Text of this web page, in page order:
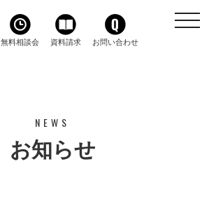
無料相談会 資料請求 お問い合わせ
NEWS
お知らせ